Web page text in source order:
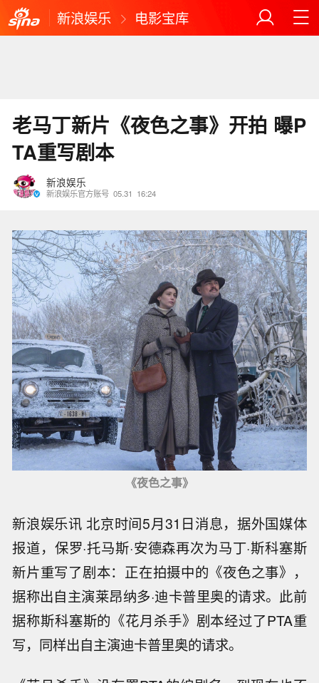
新浪娱乐 电影宝库
老马丁新片《夜色之事》开拍 曝P
TA重写剧本
新浪娱乐
新浪娱乐官方账号 05.31 16:24
《夜色之事》
新浪娱乐讯 北京时间5月31日消息，据外国媒体
报道，保罗·托马斯·安德森再次为马丁·斯科塞斯
新片重写了剧本：正在拍摄中的《夜色之事》，
据称出自主演莱昂纳多·迪卡普里奥的请求。此前
据称斯科塞斯的《花月杀手》剧本经过了PTA重
写，同样出自主演迪卡普里奥的请求。